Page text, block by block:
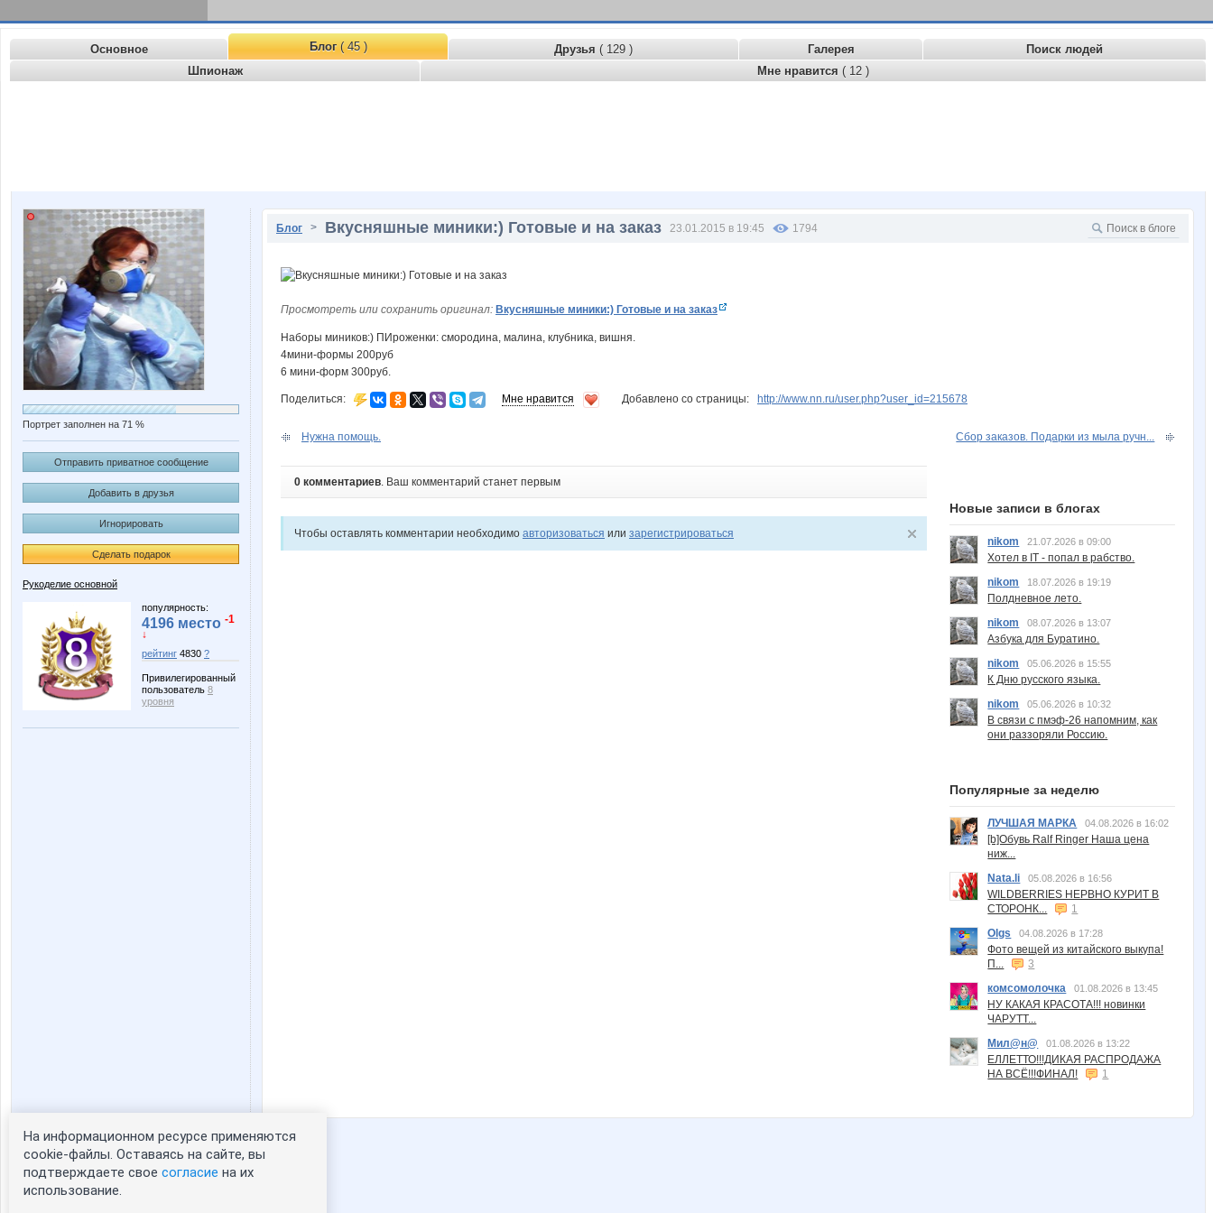
Основное Блог( 45 ) Друзья ( 129 ) Галерея
Поиск людей
Шпионаж
Мне нравится ( 12 )
Портрет заполнен на 71 %
Отправить приватное сообщение
Добавить в друзья
Игнорировать
Сделать подарок
Рукоделие основной
популярность:
4196 место -1
↓
рейтинг 4830 ?
Привилегированный
пользователь 8
уровня
Статистика портрета:
сейчас просматривают портрет - 0
зарегистрированные пользователи
Блог > Вкусняшные миники:) Готовые и на заказ 23.01.2015 в 19:45 1794
Просмотреть или сохранить оригинал: Вкусняшные миники:) Готовые и на заказ
Наборы миников:) ПИроженки: смородина, малина, клубника, вишня.
4мини-формы 200руб
6 мини-форм 300руб.
Поделиться: Мне нравится Добавлено со страницы: http://www.nn.ru/user.php?user_id=215678
Нужна помощь. Сбор заказов. Подарки из мыла ручн...
0 комментариев. Ваш комментарий станет первым
Чтобы оставлять комментарии необходимо авторизоваться или зарегистрироваться
Новые записи в блогах
nikom 21.07.2026 в 09:00
Хотел в IT - попал в рабство.
nikom
18.07.2026 в 19:19
Полдневное лето.
nikom
08.07.2026 в 13:07
Азбука для Буратино.
nikom
05.06.2026 в 15:55
К Дню русского языка.
nikom
05.06.2026 в 10:32
В связи с пмэф-26 напомним, как
они раззоряли Россию.
Популярные за неделю
ЛУЧШАЯ МАРКА 04.08.2026 в 16:02
[b]Обувь Ralf Ringer Наша цена
ниж...
Nata.li
05.08.2026 в 16:56
WILDBERRIES НЕРВНО КУРИТ В
СТОРОНК...
1
Olgs
04.08.2026 в 17:28
Фото вещей из китайского выкупа!
П...
3
комсомолочка
01.08.2026 в 13:45
НУ КАКАЯ КРАСОТА!!! новинки
ЧАРУТТ...
Мил@н@
01.08.2026 в 13:22
ЕЛЛЕТТО!!!ДИКАЯ РАСПРОДАЖА
НА ВСЁ!!!ФИНАЛ!
1
На информационном ресурсе применяются
cookie-файлы. Оставаясь на сайте, вы
подтверждаете свое согласие на их
использование.